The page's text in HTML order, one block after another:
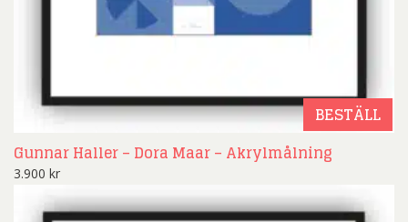
BESTÄLL
Gunnar Haller – Dora Maar – Akrylmålning
3.900 kr